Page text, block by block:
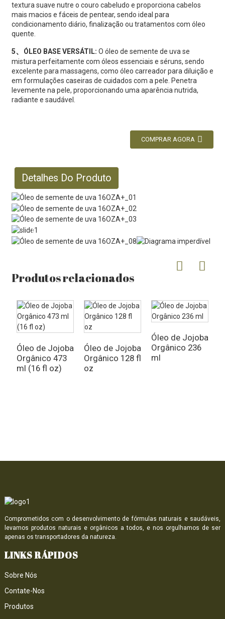
textura suave nutre o couro cabeludo e proporciona cabelos
mais macios e fáceis de pentear, sendo ideal para
condicionamento diário, finalização ou tratamentos com óleo
quente.
5、 ÓLEO BASE VERSÁTIL: O óleo de semente de uva se
mistura perfeitamente com óleos essenciais e séruns, sendo
excelente para massagens, como óleo carreador para diluição e
em formulações caseiras de cuidados com a pele. Penetra
levemente na pele, proporcionando uma aparência nutrida,
radiante e saudável.
COMPRAR AGORA
Detalhes Do Produto
Produtos relacionados
Óleo de Jojoba
Orgânico 473
ml (16 fl oz)
Óleo de Jojoba
Orgânico 128 fl
oz
Óleo de Jojoba
Orgânico 236
ml
Comprometidos com o desenvolvimento de fórmulas naturais e saudáveis,
levamos produtos naturais e orgânicos a todos, e nos orgulhamos de ser
apenas os transportadores da natureza.
LINKS RÁPIDOS
Sobre Nós
Contate-Nos
Produtos